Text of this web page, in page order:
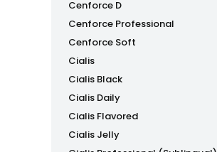
Cenforce D
Cenforce Professional
Cenforce Soft
Cialis
Cialis Black
Cialis Daily
Cialis Flavored
Cialis Jelly